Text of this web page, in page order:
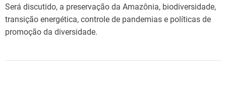
Será discutido, a preservação da Amazônia, biodiversidade,
transição energética, controle de pandemias e políticas de
promoção da diversidade.